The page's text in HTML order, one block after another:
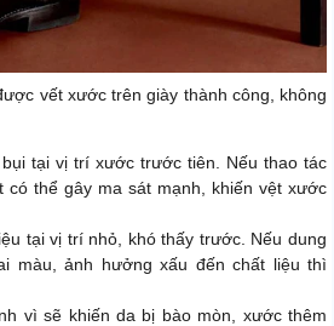
vết xước trên giày thành công, không
tại vị trí xước trước tiên. Nếu thao tác
có thể gây ma sát mạnh, khiến vệt xước
tại vị trí nhỏ, khó thấy trước. Nếu dung
màu, ảnh hưởng xấu đến chất liệu thì
vì sẽ khiến da bị bào mòn, xước thêm